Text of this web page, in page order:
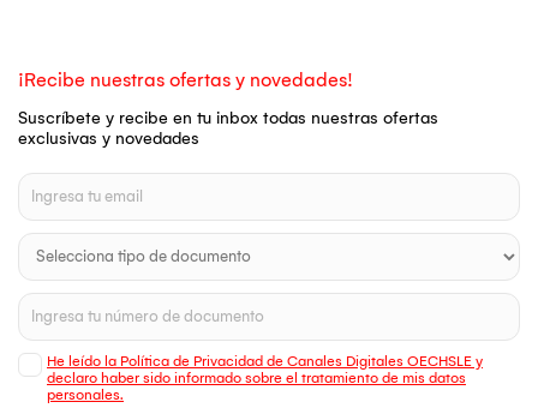
¡Recibe nuestras ofertas y novedades!
Suscríbete y recibe en tu inbox todas nuestras ofertas
exclusivas y novedades
He leído la Política de Privacidad de Canales Digitales OECHSLE y
declaro haber sido informado sobre el tratamiento de mis datos
personales.